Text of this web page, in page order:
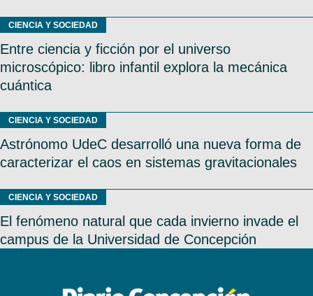
CIENCIA Y SOCIEDAD
Entre ciencia y ficción por el universo
microscópico: libro infantil explora la mecánica
cuántica
CIENCIA Y SOCIEDAD
Astrónomo UdeC desarrolló una nueva forma de
caracterizar el caos en sistemas gravitacionales
CIENCIA Y SOCIEDAD
El fenómeno natural que cada invierno invade el
campus de la Universidad de Concepción